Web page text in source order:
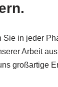
in jeder
Arbeit
großartige